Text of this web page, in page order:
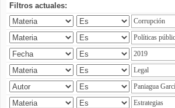
Filtros actuales: